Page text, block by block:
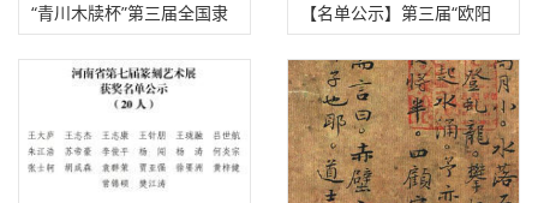
“青川木牍杯”第三届全国隶
书大赛评审揭晓（附拟获
奖、入展作者名单）
【名单公示】第三届“欧阳
中石杯”书法篆刻展获奖、
入展名单